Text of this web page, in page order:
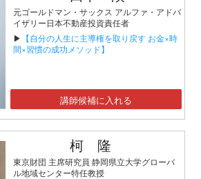
元ゴールドマン・サックス アルファ・アドバ
イザリー日本不動産投資責任者
▶ 【自分の人生に主導権を取り戻す お金×時
間×習慣の成功メソッド】
講師候補に入れる
柯 隆
東京財団 主席研究員 静岡県立大学グローバ
ル地域センター特任教授